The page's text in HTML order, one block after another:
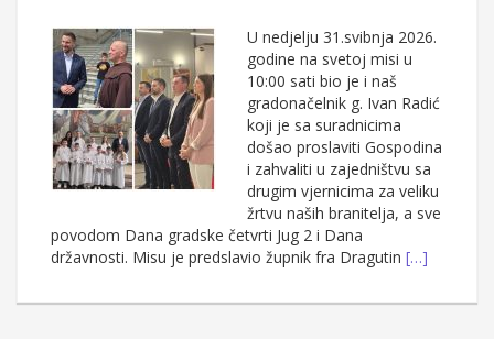
U nedjelju 31.svibnja 2026.
godine na svetoj misi u
10:00 sati bio je i naš
gradonačelnik g. Ivan Radić
koji je sa suradnicima
došao proslaviti Gospodina
i zahvaliti u zajedništvu sa
drugim vjernicima za veliku
žrtvu naših branitelja, a sve
povodom Dana gradske četvrti Jug 2 i Dana
državnosti. Misu je predslavio župnik fra Dragutin […]